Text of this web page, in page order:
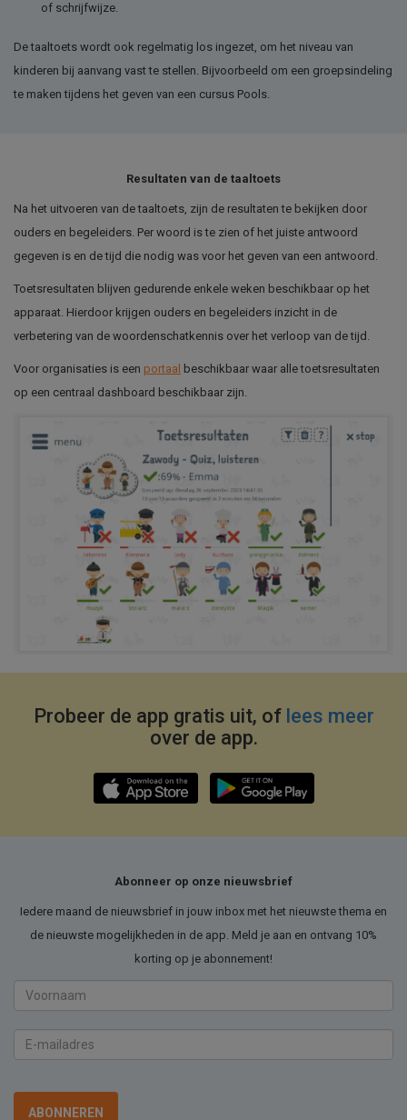
of schrijfwijze.
De taaltoets wordt ook regelmatig los ingezet, om het niveau van
kinderen bij aanvang vast te stellen. Bijvoorbeeld om een groepsindeling
te maken tijdens het geven van een cursus Pools.
Resultaten van de taaltoets
Na het uitvoeren van de taaltoets, zijn de resultaten te bekijken door
ouders en begeleiders. Per woord is te zien of het juiste antwoord
gegeven is en de tijd die nodig was voor het geven van een antwoord.
Toetsresultaten blijven gedurende enkele weken beschikbaar op het
apparaat. Hierdoor krijgen ouders en begeleiders inzicht in de
verbetering van de woordenschatkennis over het verloop van de tijd.
Voor organisaties is een portaal beschikbaar waar alle toetsresultaten
op een centraal dashboard beschikbaar zijn.
Probeer de app gratis uit, of lees meer
over de app.
Abonneer op onze nieuwsbrief
Iedere maand de nieuwsbrief in jouw inbox met het nieuwste thema en
de nieuwste mogelijkheden in de app. Meld je aan en ontvang 10%
korting op je abonnement!
Voornaam
mailadres
ABONNEREN